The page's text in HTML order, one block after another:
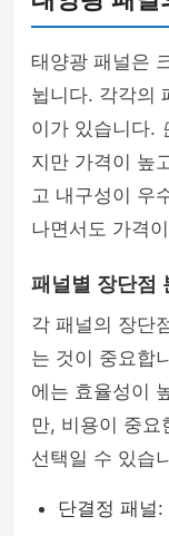
태양광 패널은
뉩니다. 각각의
이가 있습니다.
지만 가격이 높
고 내구성이 우
나면서도 가격
패널별 장단점
각 패널의 장단
는 것이 중요합
에는 효율성이
만, 비용이 중요
선택일 수 있습
단결정 패널